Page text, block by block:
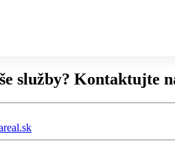
služby? Kontaktujte